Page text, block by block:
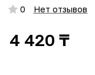
0 Нет отзывов
4 420 ₸